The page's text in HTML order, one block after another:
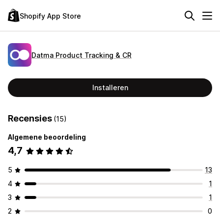
Shopify App Store
Datma Product Tracking & CR
Installeren
Recensies (15)
Algemene beoordeling
4,7
5
13
4
1
3
1
2
0